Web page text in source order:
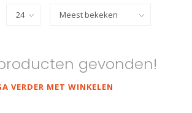
gevonden!
VERDER MET WINKELEN